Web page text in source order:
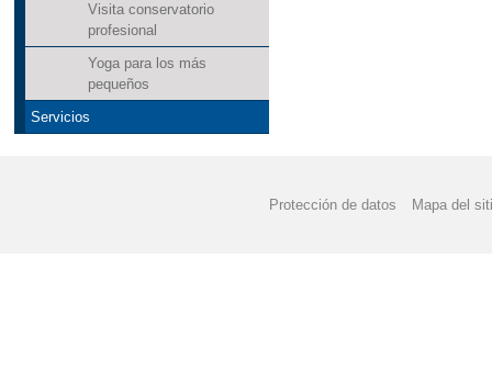
Visita conservatorio
profesional
Yoga para los más
pequeños
Servicios
Protección de datos Mapa del